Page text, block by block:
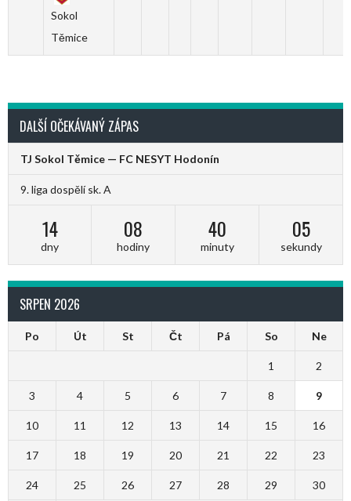
Sokol
Těmice
DALŠÍ OČEKÁVANÝ ZÁPAS
TJ Sokol Těmice — FC NESYT Hodonín
9. liga dospělí sk. A
14
dny
08
hodiny
40
minuty
04
sekundy
SRPEN 2026
Po Út St Čt Pá So Ne
1 2
3 4 5 6 7 8 9
10 11 12 13 14 15 16
17 18 19 20 21 22 23
24 25 26 27 28 29 30